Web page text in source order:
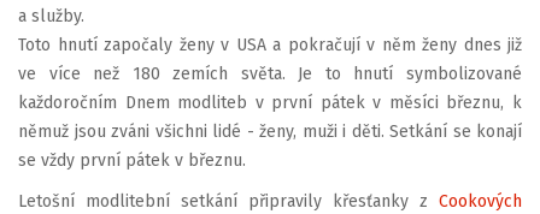
a služby.
Toto hnutí započaly ženy v USA a pokračují v něm ženy dnes již
ve více než 180 zemích světa. Je to hnutí symbolizované
každoročním Dnem modliteb v první pátek v měsíci březnu, k
němuž jsou zváni všichni lidé - ženy, muži i děti. Setkání se konají
se vždy první pátek v březnu.
Letošní modlitební setkání připravily křesťanky z Cookových